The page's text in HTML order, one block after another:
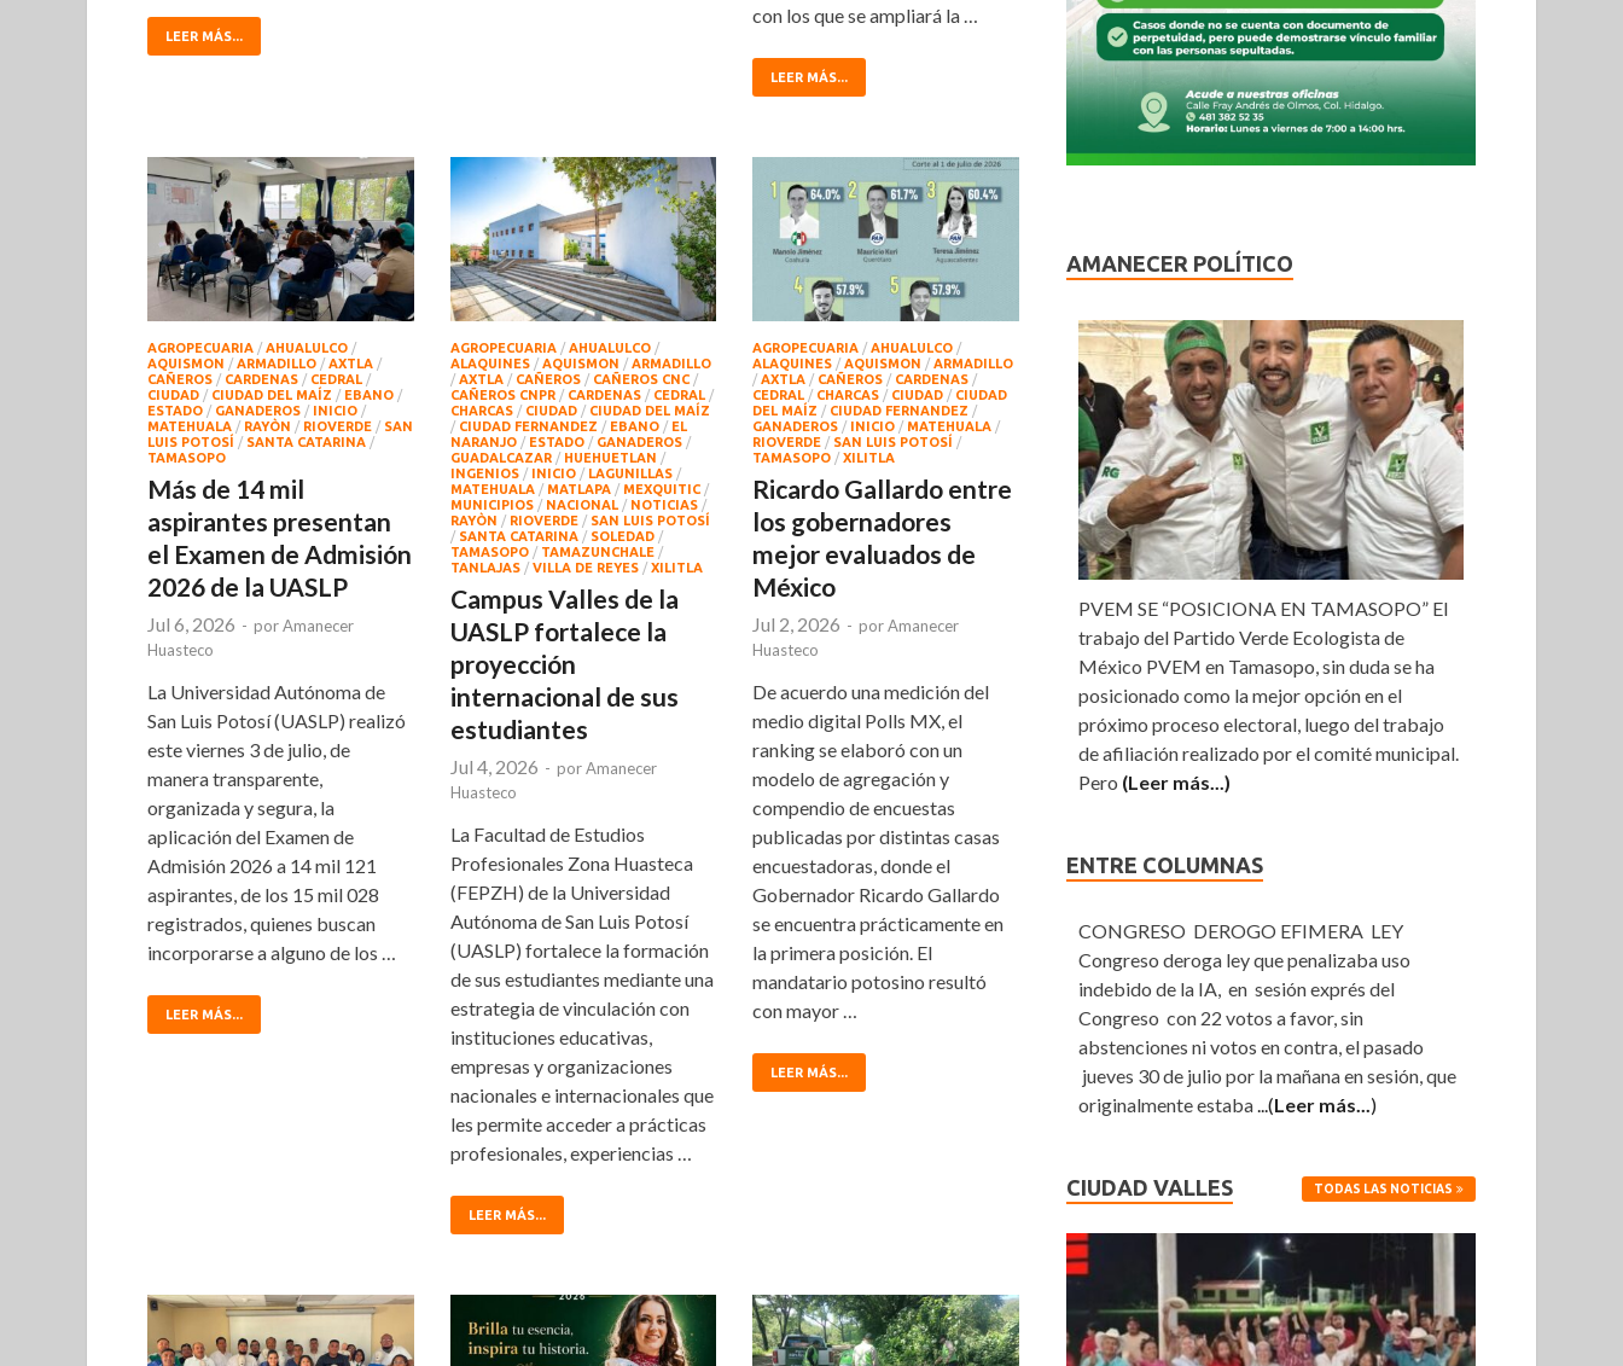
LEER MÁS...
con los que se ampliará la …
LEER MÁS...
AGROPECUARIA / AHUALULCO /
AQUISMON / ARMADILLO / AXTLA /
CAÑEROS / CARDENAS / CEDRAL /
CIUDAD / CIUDAD DEL MAÍZ / EBANO /
ESTADO / GANADEROS / INICIO /
MATEHUALA / RAYÒN / RIOVERDE / SAN
LUIS POTOSÍ / SANTA CATARINA /
TAMASOPO
Más de 14 mil
aspirantes presentan
el Examen de Admisión
2026 de la UASLP
Jul 6, 2026 - porAmanecer
Huasteco
La Universidad Autónoma de
San Luis Potosí (UASLP) realizó
este viernes 3 de julio, de
manera transparente,
organizada y segura, la
aplicación del Examen de
Admisión 2026 a 14 mil 121
aspirantes, de los 15 mil 028
registrados, quienes buscan
incorporarse a alguno de los …
LEER MÁS...
AGROPECUARIA/ AHUALULCO/
ALAQUINES/ AQUISMON / ARMADILLO
/ AXTLA/ CAÑEROS/ CAÑEROS CNC/
CAÑEROS CNPR/ CARDENAS/ CEDRAL/
CHARCAS/ CIUDAD/ CIUDAD DEL MAÍZ
/ CIUDAD FERNANDEZ / EBANO/ EL
NARANJO/ ESTADO/ GANADEROS/
GUADALCAZAR/ HUEHUETLAN /
INGENIOS/ INICIO/ LAGUNILLAS/
MATEHUALA/ MATLAPA/ MEXQUITIC/
MUNICIPIOS/ NACIONAL/ NOTICIAS/
RAYÒN / RIOVERDE/ SAN LUIS POTOSÍ
/ SANTA CATARINA/ SOLEDAD/
TAMASOPO/ TAMAZUNCHALE/
TANLAJAS/ VILLA DE REYES/ XILITLA
Campus Valles de la
UASLP fortalece la
proyección
internacional de sus
estudiantes
Jul 4, 2026 - porAmanecer
Huasteco
La Facultad de Estudios
Profesionales Zona Huasteca
(FEPZH) de la Universidad
Autónoma de San Luis Potosí
(UASLP) fortalece la formación
de sus estudiantes mediante una
estrategia de vinculación con
instituciones educativas,
empresas y organizaciones
nacionales e internacionales que
les permite acceder a prácticas
profesionales, experiencias …
LEER MÁS...
AGROPECUARIA /AHUALULCO /
ALAQUINES /AQUISMON /ARMADILLO
/AXTLA / CAÑEROS / CARDENAS /
CEDRAL / CHARCAS / CIUDAD / CIUDAD
DEL MAÍZ / CIUDAD FERNANDEZ /
GANADEROS / INICIO / MATEHUALA /
RIOVERDE / SAN LUIS POTOSÍ /
TAMASOPO /XILITLA
Ricardo Gallardo entre
los gobernadores
mejor evaluados de
México
Jul 2, 2026 - porAmanecer
Huasteco
De acuerdo una medición del
medio digital Polls MX, el
ranking se elaboró con un
modelo de agregación y
compendio de encuestas
publicadas por distintas casas
encuestadoras, donde el
Gobernador Ricardo Gallardo
se encuentra prácticamente en
la primera posición. El
mandatario potosino resultó
con mayor …
LEER MÁS...
AMANECER POLÍTICO
PVEM SE “POSICIONA EN TAMASOPO” El
trabajo del Partido Verde Ecologista de
México PVEM en Tamasopo, sin duda se ha
posicionado como la mejor opción en el
próximo proceso electoral, luego del trabajo
de afiliación realizado por el comité municipal.
Pero (Leer más...)
ENTRE COLUMNAS
CONGRESO DEROGO EFIMERA LEY
Congreso deroga ley que penalizaba uso
indebido de la IA, en sesión exprés del
Congreso con 22 votos a favor, sin
abstenciones ni votos en contra, el pasado
jueves 30 de julio por la mañana en sesión, que
originalmente estaba...(Leer más...)
CIUDAD VALLES TODAS LAS NOTICIAS